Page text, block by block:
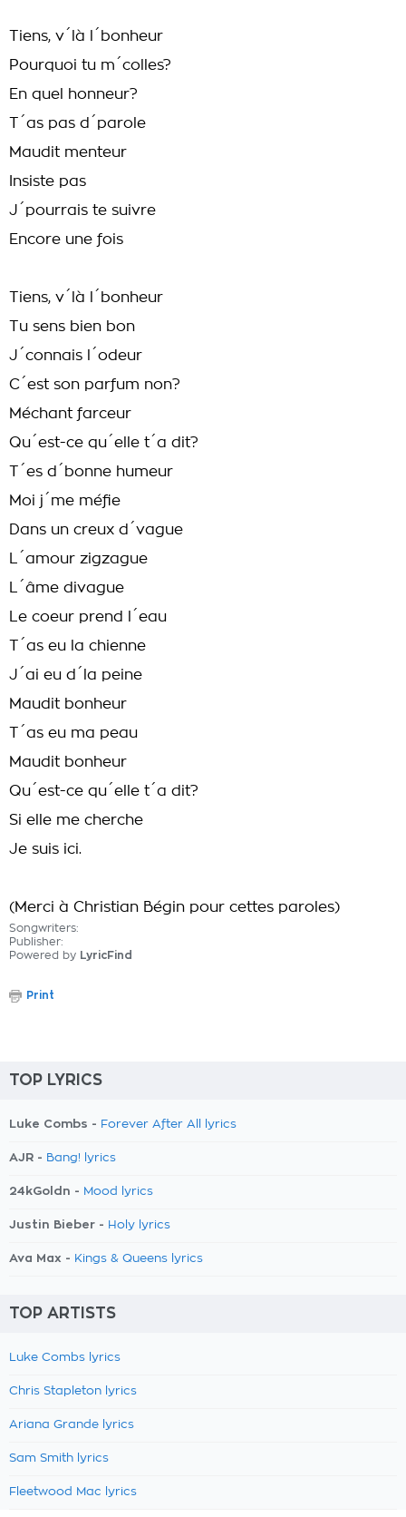
Tiens, v´là l´bonheur
Pourquoi tu m´colles?
En quel honneur?
T´as pas d´parole
Maudit menteur
Insiste pas
J´pourrais te suivre
Encore une fois
Tiens, v´là l´bonheur
Tu sens bien bon
J´connais l´odeur
C´est son parfum non?
Méchant farceur
Qu´est-ce qu´elle t´a dit?
T´es d´bonne humeur
Moi j´me méfie
Dans un creux d´vague
L´amour zigzague
L´âme divague
Le coeur prend l´eau
T´as eu la chienne
J´ai eu d´la peine
Maudit bonheur
T´as eu ma peau
Maudit bonheur
Qu´est-ce qu´elle t´a dit?
Si elle me cherche
Je suis ici.
(Merci à Christian Bégin pour cettes paroles)
Songwriters:
Publisher:
Powered by LyricFind
Print
TOP LYRICS
Luke Combs - Forever After All lyrics
AJR - Bang! lyrics
24kGoldn - Mood lyrics
Justin Bieber - Holy lyrics
Ava Max - Kings & Queens lyrics
TOP ARTISTS
Luke Combs lyrics
Chris Stapleton lyrics
Ariana Grande lyrics
Sam Smith lyrics
Fleetwood Mac lyrics